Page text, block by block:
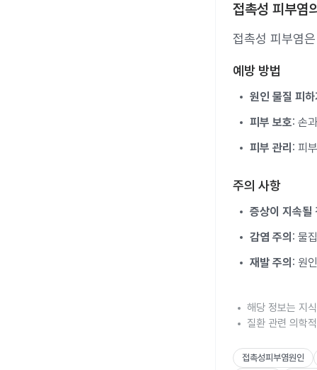
접촉성 피부염
접촉성 피부염
예방 방법
원인 물질 피
피부 보호: 손
피부 관리 : 피
주의 사항
증상이 지속될
감염 주의 : 물
재발 주의 : 원
해당 정보는 지
질환 관련 의학
접촉성피부염원인